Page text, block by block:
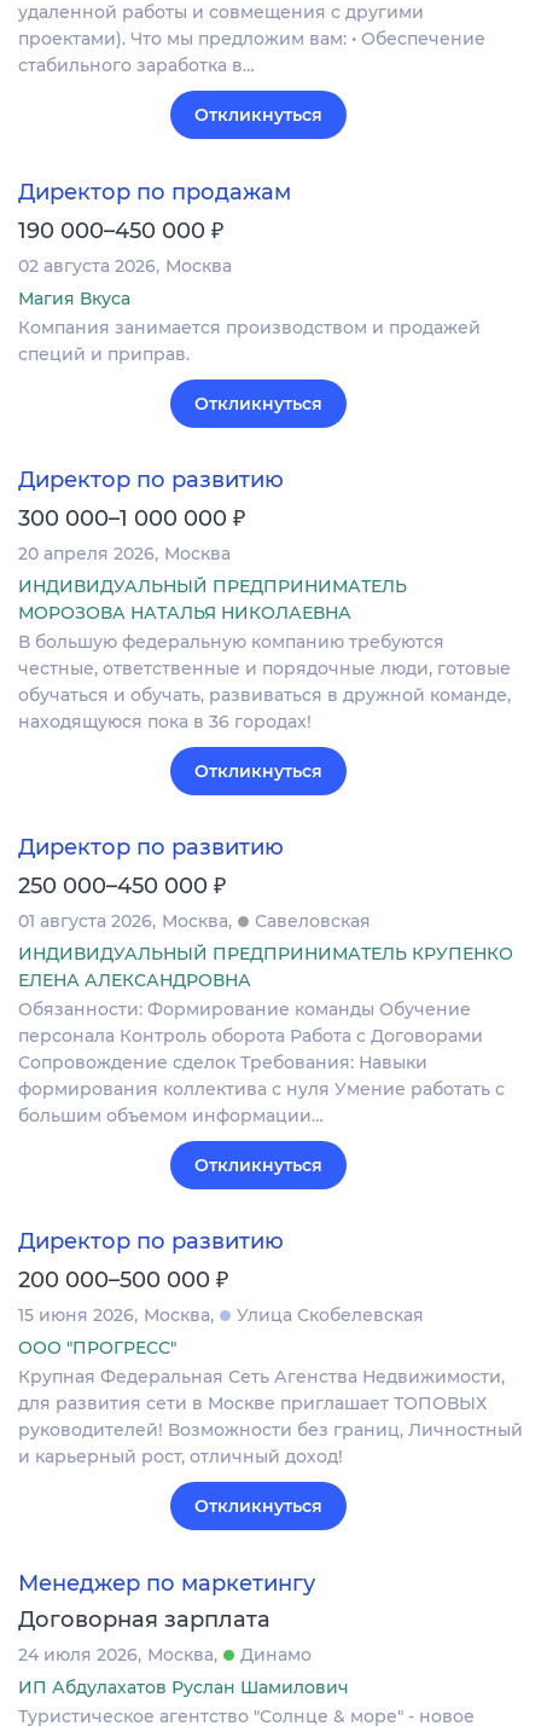
удаленной работы и совмещения с другими
проектами). Что мы предложим вам: • Обеспечение
стабильного заработка в…
Откликнуться
Директор по продажам
190 000–450 000 ₽
02 августа 2026 Москва
Магия Вкуса
Компания занимается производством и продажей
специй и приправ.
Откликнуться
Директор по развитию
300 000–1 000 000 ₽
20 апреля 2026 Москва
ИНДИВИДУАЛЬНЫЙ ПРЕДПРИНИМАТЕЛЬ
МОРОЗОВА НАТАЛЬЯ НИКОЛАЕВНА
В большую федеральную компанию требуются
честные, ответственные и порядочные люди, готовые
обучаться и обучать, развиваться в дружной команде,
находящуюся пока в 36 городах!
Откликнуться
Директор по развитию
250 000–450 000 ₽
01 августа 2026 Москва
Савеловская
ИНДИВИДУАЛЬНЫЙ ПРЕДПРИНИМАТЕЛЬ КРУПЕНКО
ЕЛЕНА АЛЕКСАНДРОВНА
Обязанности: Формирование команды Обучение
персонала Контроль оборота Работа с Договорами
Сопровождение сделок Требования: Навыки
формирования коллектива с нуля Умение работать с
большим объемом информации…
Откликнуться
Директор по развитию
200 000–500 000 ₽
15 июня 2026 Москва
Улица Скобелевская
ООО "ПРОГРЕСС"
Крупная Федеральная Сеть Агенства Недвижимости,
для развития сети в Москве приглашает ТОПОВЫХ
руководителей! Возможности без границ, Личностный
и карьерный рост, отличный доход!
Откликнуться
Менеджер по маркетингу
Договорная зарплата
24 июля 2026 Москва
Динамо
ИП Абдулахатов Руслан Шамилович
Туристическое агентство "Солнце & море" - новое